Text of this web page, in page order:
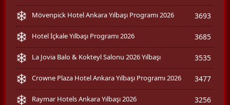
Mövenpick Hotel Ankara Yılbaşı Programı 2026 3693
Hotel İçkale Yılbaşı Programı 2026 3685
La Jovia Balo & Kokteyl Salonu 2026 Yılbaşı 3535
Crowne Plaza Hotel Ankara Yılbaşı Programı 2026 3477
Raymar Hotels Ankara Yılbaşı 2026 3256